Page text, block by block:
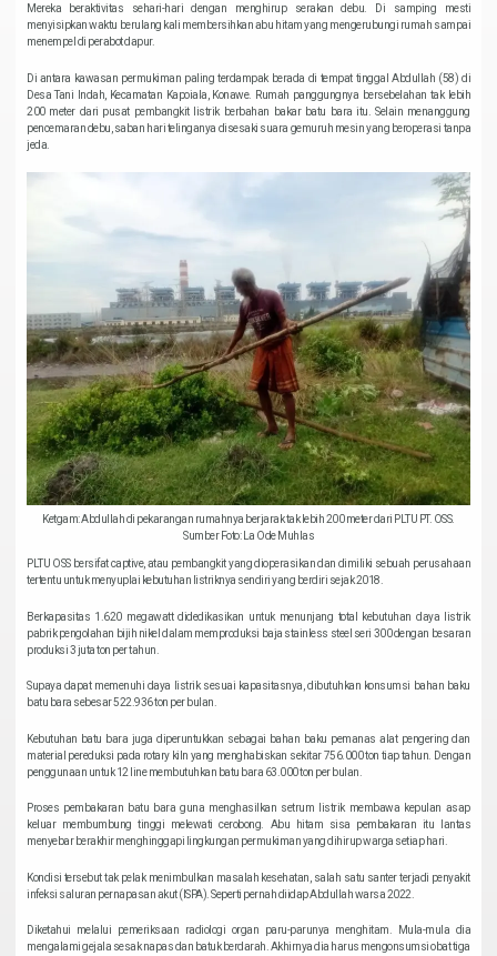
Mereka beraktivitas sehari-hari dengan menghirup serakan debu. Di samping mesti
menyisipkan waktu berulang kali membersihkan abu hitam yang mengerubungi rumah sampai
menempel di perabot dapur.
Di antara kawasan permukiman paling terdampak berada di tempat tinggal Abdullah (58) di
Desa Tani Indah, Kecamatan Kapoiala, Konawe. Rumah panggungnya bersebelahan tak lebih
200 meter dari pusat pembangkit listrik berbahan bakar batu bara itu. Selain menanggung
pencemaran debu, saban hari telinganya disesaki suara gemuruh mesin yang beroperasi tanpa
jeda.
Ketgam: Abdullah di pekarangan rumahnya berjarak tak lebih 200 meter dari PLTU PT. OSS.
Sumber Foto: La Ode Muhlas
PLTU OSS bersifat captive, atau pembangkit yang dioperasikan dan dimiliki sebuah perusahaan
tertentu untuk menyuplai kebutuhan listriknya sendiri yang berdiri sejak 2018.
Berkapasitas 1.620 megawatt didedikasikan untuk menunjang total kebutuhan daya listrik
pabrik pengolahan bijih nikel dalam memproduksi baja stainless steel seri 300 dengan besaran
produksi 3 juta ton per tahun.
Supaya dapat memenuhi daya listrik sesuai kapasitasnya, dibutuhkan konsumsi bahan baku
batu bara sebesar 522.936 ton per bulan.
Kebutuhan batu bara juga diperuntukkan sebagai bahan baku pemanas alat pengering dan
material pereduksi pada rotary kiln yang menghabiskan sekitar 756.000 ton tiap tahun. Dengan
penggunaan untuk 12 line membutuhkan batu bara 63.000 ton per bulan.
Proses pembakaran batu bara guna menghasilkan setrum listrik membawa kepulan asap
keluar membumbung tinggi melewati cerobong. Abu hitam sisa pembakaran itu lantas
menyebar berakhir menghinggapi lingkungan permukiman yang dihirup warga setiap hari.
Kondisi tersebut tak pelak menimbulkan masalah kesehatan, salah satu santer terjadi penyakit
infeksi saluran pernapasan akut (ISPA). Seperti pernah diidap Abdullah warsa 2022.
Diketahui melalui pemeriksaan radiologi organ paru-parunya menghitam. Mula-mula dia
mengalami gejala sesak napas dan batuk berdarah. Akhirnya dia harus mengonsumsi obat tiga